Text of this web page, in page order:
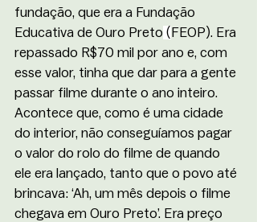
fundação, que era a Fundação
Educativa de Ouro Preto ( FEOP). Era
repassado R$70 mil por ano e, com
esse valor, tinha que dar para a gente
passar filme durante o ano inteiro.
Acontece que, como é uma cidade
do interior, não conseguíamos pagar
o valor do rolo do filme de quando
ele era lançado, tanto que o povo até
brincava: ‘Ah, um mês depois o filme
chegava em Ouro Preto’. Era preço